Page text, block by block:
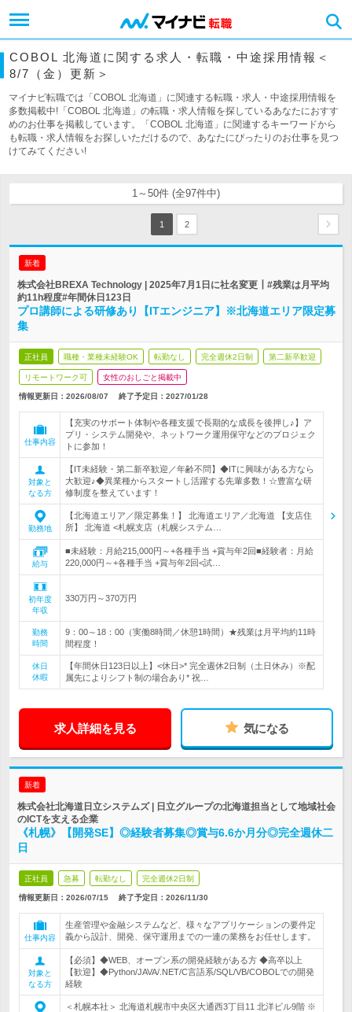
COBOL 北海道に関する求人・転職・中途採用情報＜
8/7（金）更新＞
マイナビ転職では「COBOL 北海道」に関連する転職・求人・中途採用情報を
多数掲載中!「COBOL 北海道」の転職・求人情報を探しているあなたにおすす
めのお仕事を掲載しています。「COBOL 北海道」に関連するキーワードから
も転職・求人情報をお探しいただけるので、あなたにぴったりのお仕事を見つ
けてみてください!
1～50件 (全97件中)
1 2
新着
株式会社BREXA Technology | 2025年7月1日に社名変更┃#残業は月平均
約11h程度#年間休日123日
プロ講師による研修あり【ITエンジニア】※北海道エリア限定募
集
正社員 職種・業種未経験OK 転勤なし 完全週休2日制 第二新卒歓迎
リモートワーク可 女性のおしごと掲載中
情報更新日：2026/08/07 終了予定日： 2027/01/28
仕事内容
【充実のサポート体制や各種支援で長期的な成長を後押し♪】ア
プリ・システム開発や、ネットワーク運用保守などのプロジェク
トに参加！
対象と
なる方
【IT未経験・第二新卒歓迎／年齢不問】◆ITに興味がある方なら
大歓迎♪◆異業種からスタートし活躍する先輩多数！☆豊富な研
修制度を整えています！
勤務地
【北海道エリア／限定募集！】 北海道エリア／北海道 【支店住
所】 北海道 <札幌支店（札幌システム…
給与
■未経験：月給215,000円～+各種手当 +賞与年2回■経験者：月給
220,000円～+各種手当 +賞与年2回<試…
初年度
年収
330万円～370万円
勤務
時間
9：00～18：00（実働8時間／休憩1時間）★残業は月平均約11時
間程度！
休日
休暇
【年間休日123日以上】<休日>* 完全週休2日制（土日休み）※配
属先によりシフト制の場合あり* 祝…
求人詳細を見る 気になる
新着
株式会社北海道日立システムズ | 日立グループの北海道担当として地域社会
のICTを支える企業
《札幌》【開発SE】◎経験者募集◎賞与6.6か月分◎完全週休二
日
正社員 急募 転勤なし 完全週休2日制
情報更新日：2026/07/15 終了予定日： 2026/11/30
仕事内容
生産管理や金融システムなど、様々なアプリケーションの要件定
義から設計、開発、保守運用までの一連の業務をお任せします。
対象と
なる方
【必須】◆WEB、オープン系の開発経験がある方 ◆高卒以上
【歓迎】◆Python/JAVA/.NET/C言語系/SQL/VB/COBOLでの開発
経験
＜札幌本社＞ 北海道札幌市中央区大通西3丁目11 北洋ビル9階 ※